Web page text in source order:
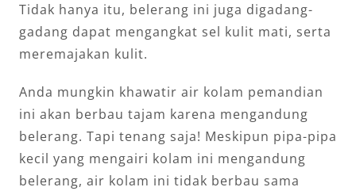
Tidak hanya itu, belerang ini juga digadang-
gadang dapat mengangkat sel kulit mati, serta
meremajakan kulit.
Anda mungkin khawatir air kolam pemandian
ini akan berbau tajam karena mengandung
belerang. Tapi tenang saja! Meskipun pipa-pipa
kecil yang mengairi kolam ini mengandung
belerang, air kolam ini tidak berbau sama